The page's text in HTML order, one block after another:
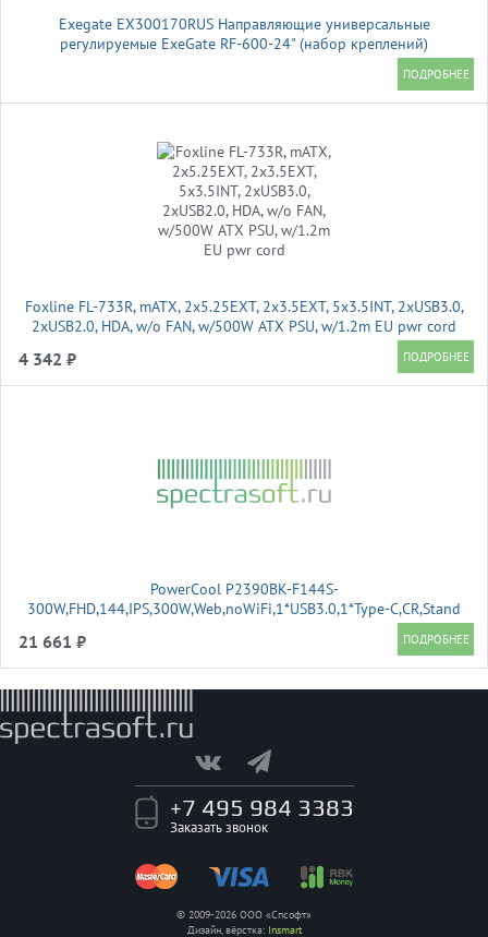
Exegate EX300170RUS Направляющие универсальные
регулируемые ExeGate RF-600-24" (набор креплений)
(продольные , высота 43 мм, длина в сложенном/раздвинутом
Foxline FL-733R, mATX, 2x5.25EXT, 2x3.5EXT, 5x3.5INT, 2xUSB3.0,
2xUSB2.0, HDA, w/o FAN, w/500W ATX PSU, w/1.2m EU pwr cord
4 342 ₽
PowerCool P2390BK-F144S-
300W,FHD,144,IPS,300W,Web,noWiFi,1*USB3.0,1*Type-C,CR,Stand
21 661 ₽
+7 495 984 3383
Заказать звонок
© 2009-2026 ООО «Спсофт»
Дизайн, вёрстка: Insmart